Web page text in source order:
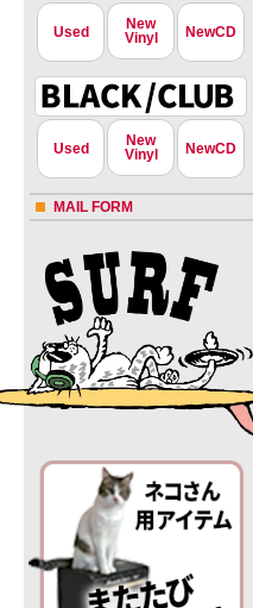
Used
New
Vinyl
NewCD
Used
New
Vinyl
NewCD
MAIL FORM